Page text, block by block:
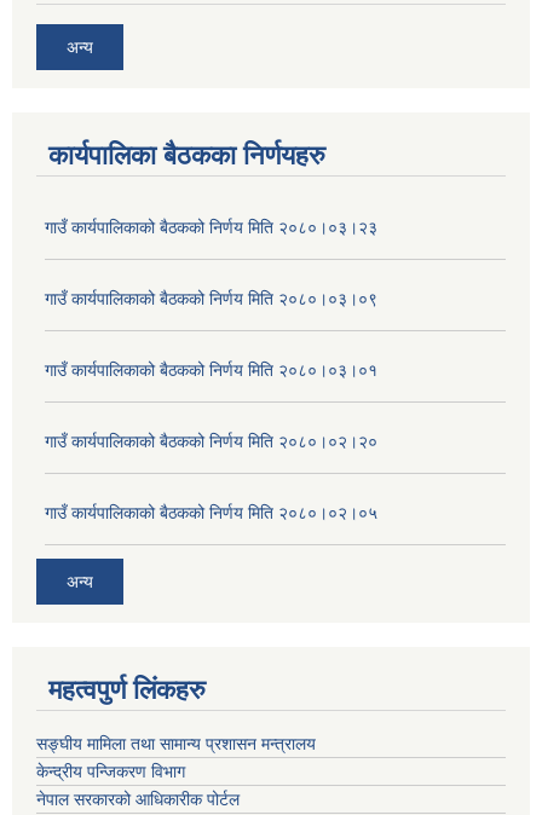
अन्य
कार्यपालिका बैठकका निर्णयहरु
गाउँ कार्यपालिकाको बैठकको निर्णय मिति २०८०।०३।२३
गाउँ कार्यपालिकाको बैठकको निर्णय मिति २०८०।०३।०९
गाउँ कार्यपालिकाको बैठकको निर्णय मिति २०८०।०३।०१
गाउँ कार्यपालिकाको बैठकको निर्णय मिति २०८०।०२।२०
गाउँ कार्यपालिकाको बैठकको निर्णय मिति २०८०।०२।०५
अन्य
महत्वपुर्ण लिंकहरु
सङ्घीय मामिला तथा सामान्य प्रशासन मन्त्रालय
केन्द्रीय पन्जिकरण विभाग
नेपाल सरकारको आधिकारीक पोर्टल